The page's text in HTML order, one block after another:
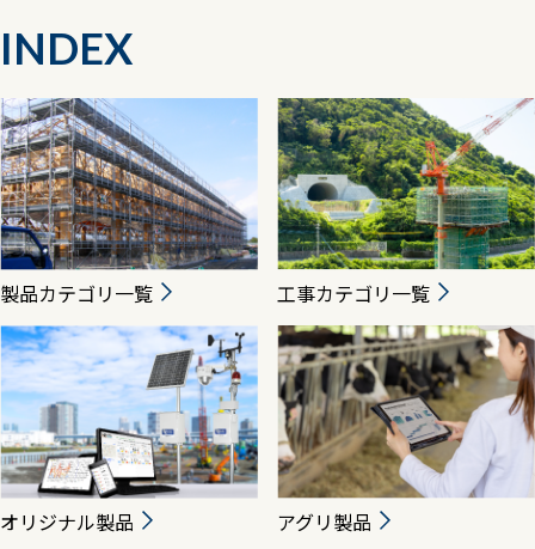
INDEX
製品カテゴリ一覧 工事カテゴリ一覧
オリジナル製品 アグリ製品